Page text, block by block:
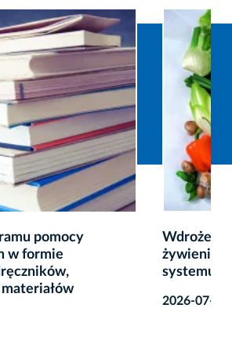
przepisów dotyczących
młodzieży w jednostkach
od 1 września 2026 r.